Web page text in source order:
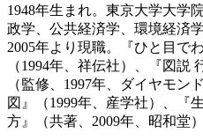
1948年生まれ。東京大学大学
政学、公共経済学、環境経済
2005年より現職。『ひと目で
（1994年、祥伝社）、『図説
（監修、1997年、ダイヤモン
図』（1999年、産学社）、『
方』（共著、2009年、昭和堂